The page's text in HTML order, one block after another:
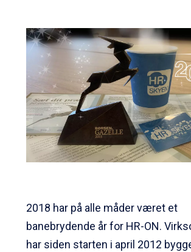
2018 har på alle måder været et
banebrydende år for HR-ON.
har siden starten i april 2012